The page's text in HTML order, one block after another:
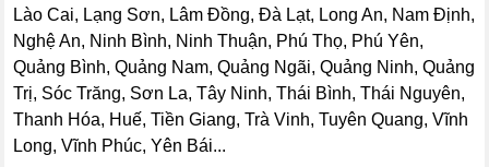
Lào Cai, Lạng Sơn, Lâm Đồng, Đà Lạt, Long An, Nam Định,
Nghệ An, Ninh Bình, Ninh Thuận, Phú Thọ, Phú Yên,
Quảng Bình, Quảng Nam, Quảng Ngãi, Quảng Ninh, Quảng
Trị, Sóc Trăng, Sơn La, Tây Ninh, Thái Bình, Thái Nguyên,
Thanh Hóa, Huế, Tiền Giang, Trà Vinh, Tuyên Quang, Vĩnh
Long, Vĩnh Phúc, Yên Bái...